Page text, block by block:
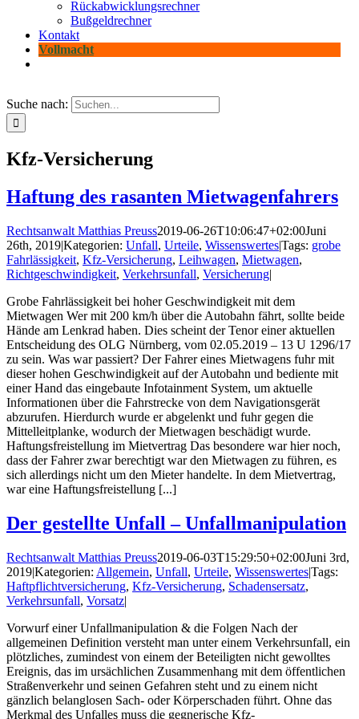
Rückabwicklungsrechner
Bußgeldrechner
Kontakt
Vollmacht
Suche nach:
Kfz-Versicherung
Haftung des rasanten Mietwagenfahrers
Rechtsanwalt Matthias Preuss2019-06-26T10:06:47+02:00Juni
26th, 2019|Kategorien: Unfall, Urteile, Wissenswertes|Tags: grobe
Fahrlässigkeit, Kfz-Versicherung, Leihwagen, Mietwagen,
Richtgeschwindigkeit, Verkehrsunfall, Versicherung|
Grobe Fahrlässigkeit bei hoher Geschwindigkeit mit dem
Mietwagen Wer mit 200 km/h über die Autobahn fährt, sollte beide
Hände am Lenkrad haben. Dies scheint der Tenor einer aktuellen
Entscheidung des OLG Nürnberg, vom 02.05.2019 – 13 U 1296/17
zu sein. Was war passiert? Der Fahrer eines Mietwagens fuhr mit
dieser hohen Geschwindigkeit auf der Autobahn und bediente mit
einer Hand das eingebaute Infotainment System, um aktuelle
Informationen über die Fahrstrecke von dem Navigationsgerät
abzurufen. Hierdurch wurde er abgelenkt und fuhr gegen die
Mittelleitplanke, wodurch der Mietwagen beschädigt wurde.
Haftungsfreistellung im Mietvertrag Das besondere war hier noch,
dass der Fahrer zwar berechtigt war den Mietwagen zu führen, es
sich allerdings nicht um den Mieter handelte. In dem Mietvertrag,
war eine Haftungsfreistellung [...]
Der gestellte Unfall – Unfallmanipulation
Rechtsanwalt Matthias Preuss2019-06-03T15:29:50+02:00Juni 3rd,
2019|Kategorien: Allgemein, Unfall, Urteile, Wissenswertes|Tags:
Haftpflichtversicherung, Kfz-Versicherung, Schadensersatz,
Verkehrsunfall, Vorsatz|
Vorwurf einer Unfallmanipulation & die Folgen Nach der
allgemeinen Definition versteht man unter einem Verkehrsunfall, ein
plötzliches, zumindest von einem der Beteiligten nicht gewolltes
Ereignis, das im ursächlichen Zusammenhang mit dem öffentlichen
Straßenverkehr und seinen Gefahren steht und zu einem nicht
gänzlich belanglosen Sach- oder Körperschaden führt. Ohne das
Merkmal des Unfalles muss die gegnerische Kfz-